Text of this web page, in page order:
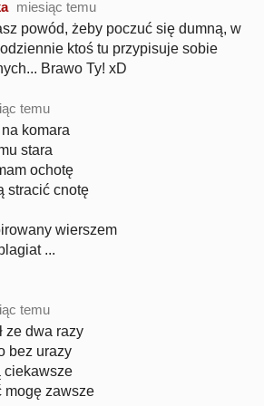
miesiąc temu
powód, żeby poczuć się dumną, w
ktoś tu przypisuje sobie
Brawo Ty! xD
temu
komara
stara
ochotę
stracić cnotę
wierszem
...
temu
ze dwa razy
bez urazy
ciekawsze
mogę zawsze